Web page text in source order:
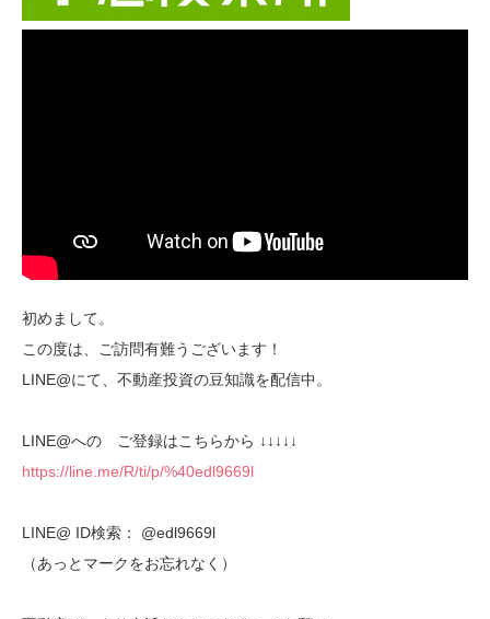
初めまして。
この度は、ご訪問有難うございます！
LINE@にて、不動産投資の豆知識を配信中。
LINE@への ご登録はこちらから ↓↓↓↓↓
https://line.me/R/ti/p/%40edl9669l
LINE@ ID検索： @edl9669l
（あっとマークをお忘れなく）